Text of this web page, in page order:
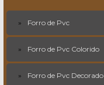
Forro de Pvc
Forro de Pvc Colorido
Forro de Pvc Decorado